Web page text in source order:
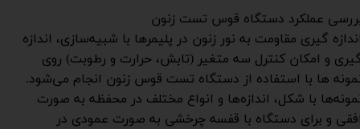
عملکرد دستگاه قوس تست زنون
‌گیری مقاومت به نور زنون در پلیمرها با شبیه‌سازی، اندازه‌
و امکان کنترل سه متغیر (تابش، حرارت و رطوبت) روی
ها با استفاده از دستگاه تست قوس زنون انجام می‌شود.
با شکل، اندازه‌ها و انواع مختلف در محفظه به صورت
و برای دستگاه با قفسه چرخشی به صورت عمودی در